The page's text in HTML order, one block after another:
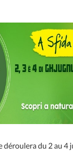
déroulera du 2 au 4